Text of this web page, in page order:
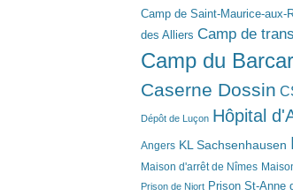
Camp de Saint-Maurice-aux-
des Alliers Camp de
Camp du
Caserne Dossin
Dépôt de Luçon Hôpital
Angers KL Sachsenhausen
Maison d'arrêt de Nîmes
Prison de Niort Prison St-Anne